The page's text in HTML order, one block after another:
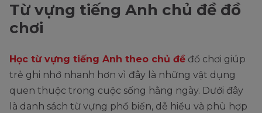
Từ vựng tiếng Anh chủ đề đồ
chơi
Học từ vựng tiếng Anh theo chủ đề đồ chơi giúp
trẻ ghi nhớ nhanh hơn vì đây là những vật dụng
quen thuộc trong cuộc sống hằng ngày. Dưới đây
là danh sách từ vựng phổ biến, dễ hiểu và phù hợp